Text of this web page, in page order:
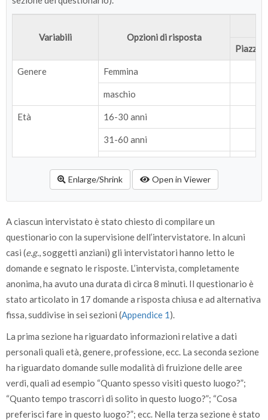
Variabili
Opzioni di risposta
Piazza
Genere Femmina
maschio
Età 16-30 anni
31-60 anni
elementare/media
Attività lavoro manuale
lavoro di concetto
casalinga
disoccupato/a
pensionato/a
Tipologia familiare sposato/convivente con figli
sposato/convivente senza figli
Enlarge/Shrink Open in Viewer
A ciascun intervistato è stato chiesto di compilare un
questionario con la supervisione dell’intervistatore. In alcuni
casi (e.g., soggetti anziani) gli intervistatori hanno letto le
domande e segnato le risposte. L’intervista, completamente
anonima, ha avuto una durata di circa 8 minuti. Il questionario è
stato articolato in 17 domande a risposta chiusa e ad alternativa
fissa, suddivise in sei sezioni (Appendice 1).
La prima sezione ha riguardato informazioni relative a dati
personali quali età, genere, professione, ecc. La seconda sezione
ha riguardato domande sulle modalità di fruizione delle aree
verdi, quali ad esempio “Quanto spesso visiti questo luogo?”;
“Quanto tempo trascorri di solito in questo luogo?”; “Cosa
preferisci fare in questo luogo?”; ecc. Nella terza sezione è stato